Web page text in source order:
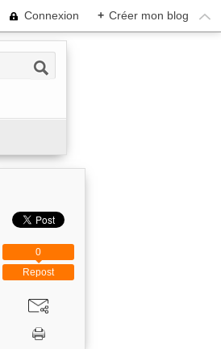
Connexion + Créer mon blog
Repost
0